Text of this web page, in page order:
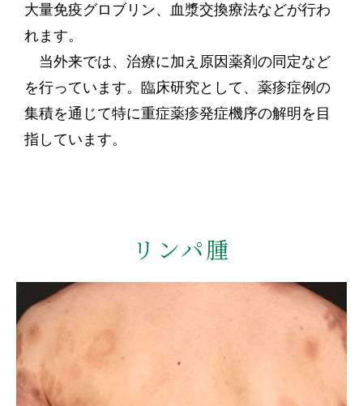
大量免疫グロブリン、血漿交換療法などが行わ
れます。
当外来では、治療に加え原因薬剤の同定など
を行っています。臨床研究として、薬疹症例の
集積を通じて特に重症薬疹発症機序の解明を目
指しています。
リンパ腫